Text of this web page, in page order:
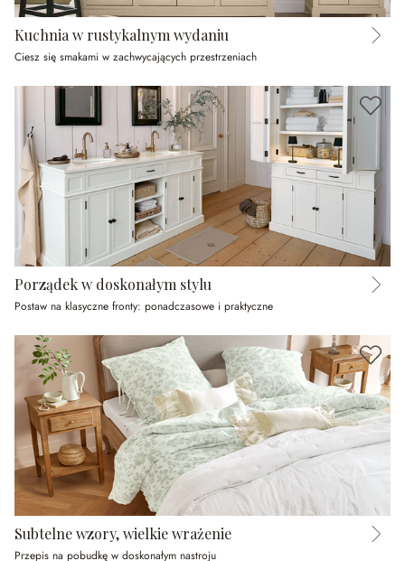
Kuchnia w rustykalnym wydaniu
Ciesz się smakami w zachwycających przestrzeniach
Porządek w doskonałym stylu
Postaw na klasyczne fronty: ponadczasowe i praktyczne
Subtelne wzory, wielkie wrażenie
Przepis na pobudkę w doskonałym nastroju